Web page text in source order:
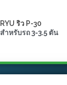
RYU ริว P-30
สำหรับรถ 3-3.5 ตัน